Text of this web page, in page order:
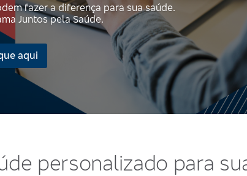
fazer a diferença para sua saúde.
Juntos pela Saúde.
aqui
personalizado para